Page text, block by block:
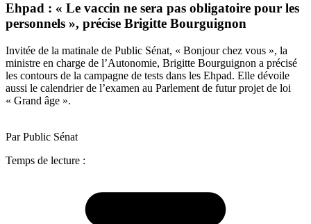
Ehpad : « Le vaccin ne sera pas obligatoire pour les
personnels », précise Brigitte Bourguignon
Invitée de la matinale de Public Sénat, « Bonjour chez vous », la
ministre en charge de l’Autonomie, Brigitte Bourguignon a précisé
les contours de la campagne de tests dans les Ehpad. Elle dévoile
aussi le calendrier de l’examen au Parlement de futur projet de loi
« Grand âge ».
Par Public Sénat
Temps de lecture :